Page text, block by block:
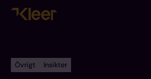
Övrigt Insikter